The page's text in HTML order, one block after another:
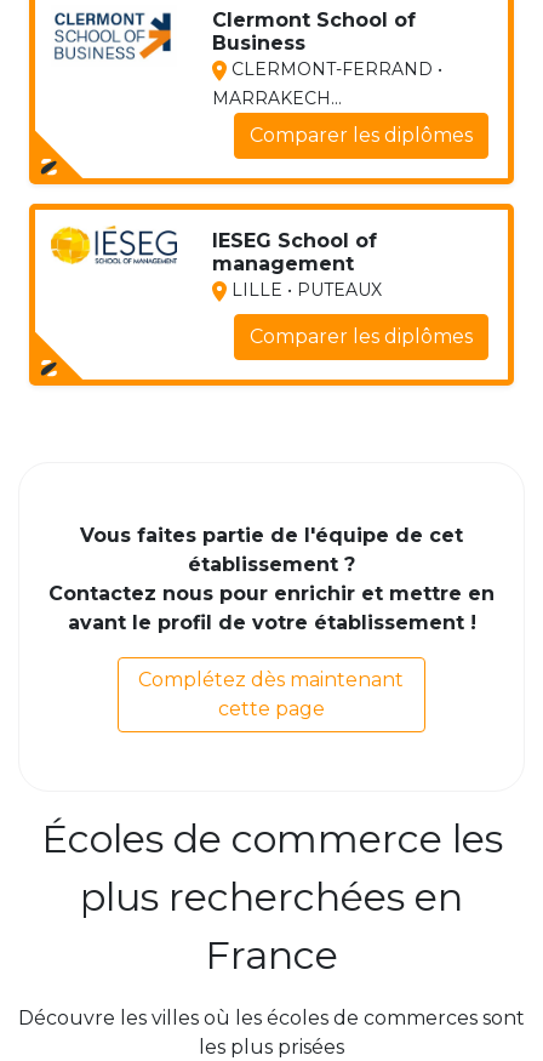
Clermont School of
Business
CLERMONT-FERRAND •
MARRAKECH...
Comparer les diplômes
IESEG School of
management
LILLE • PUTEAUX
Comparer les diplômes
Vous faites partie de l'équipe de cet
établissement ?
Contactez nous pour enrichir et mettre en
avant le profil de votre établissement !
Complétez dès maintenant
cette page
Écoles de commerce les
plus recherchées en
France
Découvre les villes où les écoles de commerces sont
les plus prisées